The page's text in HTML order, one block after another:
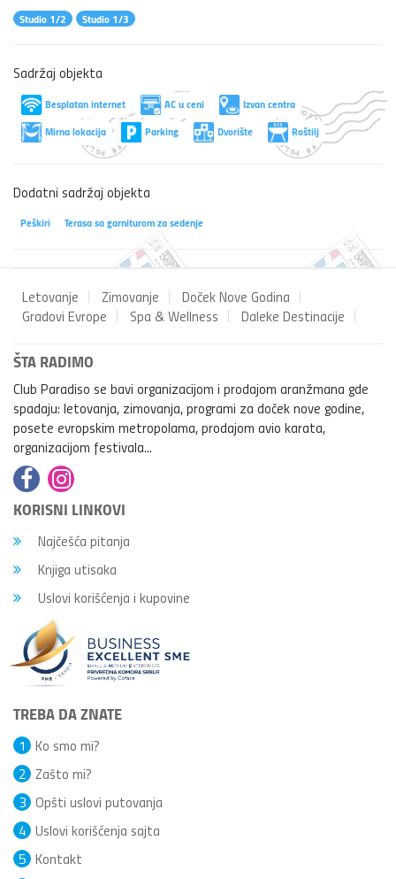
Studio 1/2 Studio 1/3
Sadržaj objekta
Besplatan internet AC u ceni
Izvan centra
Mirna lokacija
Parking Dvorište Roštilj
Dodatni sadržaj objekta
Peškiri Terasa sa garniturom za sedenje
Letovanje Zimovanje
Doček Nove Godina
Gradovi Evrope
Spa & Wellness Daleke Destinacije
ŠTA RADIMO
Club Paradiso se bavi organizacijom i prodajom aranžmana gde
spadaju: letovanja, zimovanja, programi za doček nove godine,
posete evropskim metropolama, prodajom avio karata,
organizacijom festivala...
KORISNI LINKOVI
Najčešća pitanja
Knjiga utisaka
Uslovi korišćenja i kupovine
TREBA DA ZNATE
Ko smo mi?
1
Zašto mi?
2
Opšti uslovi putovanja
3
Uslovi korišćenja sajta
4
Kontakt
5